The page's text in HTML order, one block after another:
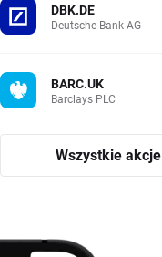
DBK.DE
Deutsche Bank AG
BARC.UK
Barclays PLC
Wszystkie akcje